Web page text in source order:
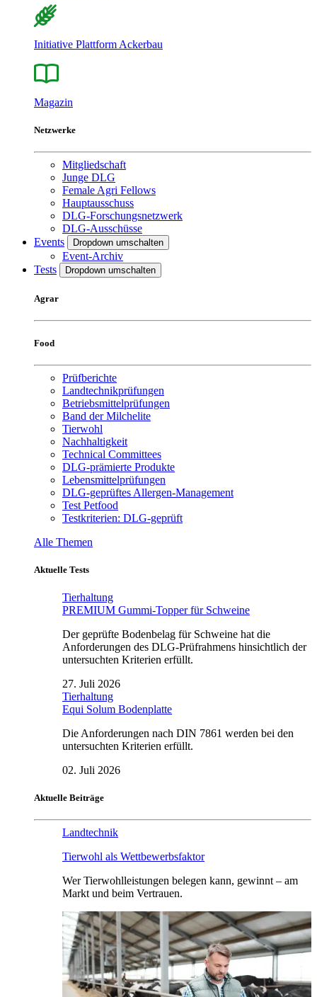
Initiative Plattform Ackerbau
Magazin
Netzwerke
Mitgliedschaft
Junge DLG
Female Agri Fellows
Hauptausschuss
DLG-Forschungsnetzwerk
DLG-Ausschüsse
Events
Dropdown umschalten
Event-Archiv
Tests
Dropdown umschalten
Agrar
Food
Prüfberichte
Landtechnikprüfungen
Betriebsmittelprüfungen
Band der Milchelite
Tierwohl
Nachhaltigkeit
Technical Committees
DLG-prämierte Produkte
Lebensmittelprüfungen
DLG-geprüftes Allergen-Management
Test Petfood
Testkriterien: DLG-geprüft
Alle Themen
Aktuelle Tests
Tierhaltung
PREMIUM Gummi-Topper für Schweine
Der geprüfte Bodenbelag für Schweine hat die
Anforderungen des DLG-Prüfrahmens hinsichtlich der
untersuchten Kriterien erfüllt.
27. Juli 2026
Tierhaltung
Equi Solum Bodenplatte
Die Anforderungen nach DIN 7861 werden bei den
untersuchten Kriterien erfüllt.
02. Juli 2026
Aktuelle Beiträge
Landtechnik
Tierwohl als Wettbewerbsfaktor
Wer Tierwohlleistungen belegen kann, gewinnt – am
Markt und beim Vertrauen.